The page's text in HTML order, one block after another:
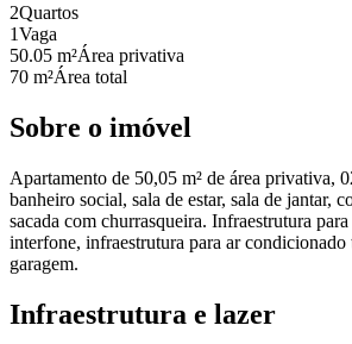
2Quartos
1Vaga
50.05 m²Área privativa
70 m²Área total
Sobre o imóvel
Apartamento de 50,05 m² de área privativa,
banheiro social, sala de estar, sala de jantar,
sacada com churrasqueira. Infraestrutura
interfone, infraestrutura para ar
garagem.
Infraestrutura e lazer